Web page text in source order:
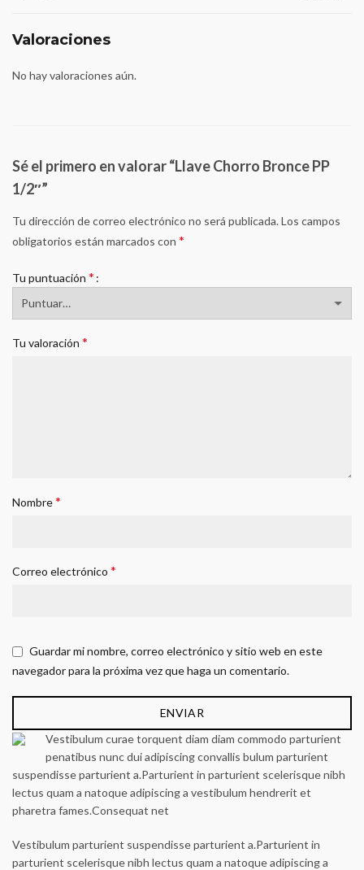
Valoraciones
No hay valoraciones aún.
Sé el primero en valorar “Llave Chorro Bronce PP
1/2″”
Tu dirección de correo electrónico no será publicada.Los campos
obligatorios están marcados con *
Tu puntuación *
Tu valoración *
Nombre*
Correo electrónico *
Guardar mi nombre, correo electrónico y sitio web en este
navegador para la próxima vez que haga un comentario.
Vestibulum curae torquent diam diam commodo parturient
penatibus nunc dui adipiscing convallis bulum parturient
suspendisse parturient a.Parturient in parturient scelerisque nibh
lectus quam a natoque adipiscing a vestibulum hendrerit et
pharetra fames.Consequat net
Vestibulum parturient suspendisse parturient a.Parturient in
parturient scelerisque nibh lectus quam a natoque adipiscing a